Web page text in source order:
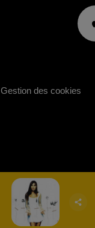
Gestion des cookies